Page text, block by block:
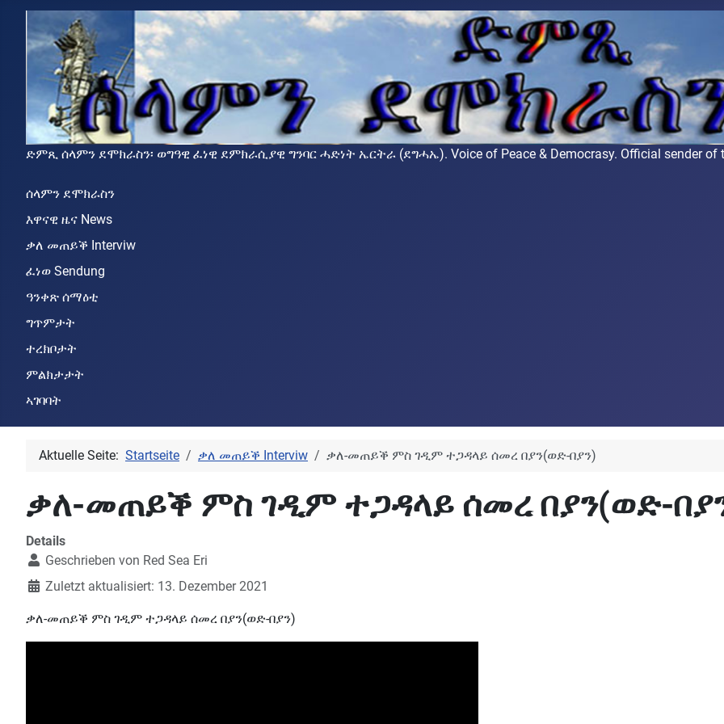
ድምጺ ሰላምን ደሞክራስን፡ ወግዓዊ ፈነዊ ደምክራሲያዊ ግንባር ሓድነት ኤርትራ (ደግሓኤ). Voice of Peace & Democrasy. Official sender of
ሰላምን ደሞክራስን
እዋናዊ ዜና News
ቃለ መጠይቕ Interviw
ፈነወ Sendung
ዓንቀጽ ሰማዕቲ
ግጥምታት
ተረክቦታት
ምልክታታት
ኣገባባት
Aktuelle Seite: Startseite ቃለ መጠይቕ Interviw ቃለ-መጠይቕ ምስ ገዲም ተጋዳላይ ሰመረ በያን(ወድ-በያን)
ቃለ-መጠይቕ ምስ ገዲም ተጋዳላይ ሰመረ በያን(ወድ-
Details
Geschrieben von Red Sea Eri
Zuletzt aktualisiert: 13. Dezember 2021
ቃለ-መጠይቕ ምስ ገዲም ተጋዳላይ ሰመረ በያን(ወድ-በያን)